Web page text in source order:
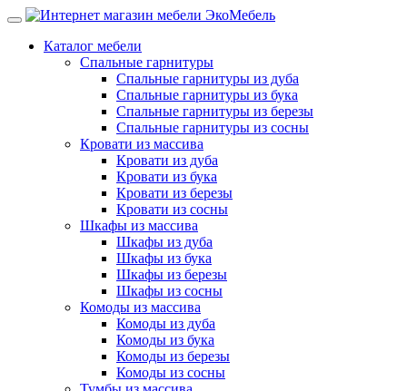
Каталог мебели
Спальные гарнитуры
Спальные гарнитуры из дуба
Спальные гарнитуры из бука
Спальные гарнитуры из березы
Спальные гарнитуры из сосны
Кровати из массива
Кровати из дуба
Кровати из бука
Кровати из березы
Кровати из сосны
Шкафы из массива
Шкафы из дуба
Шкафы из бука
Шкафы из березы
Шкафы из сосны
Комоды из массива
Комоды из дуба
Комоды из бука
Комоды из березы
Комоды из сосны